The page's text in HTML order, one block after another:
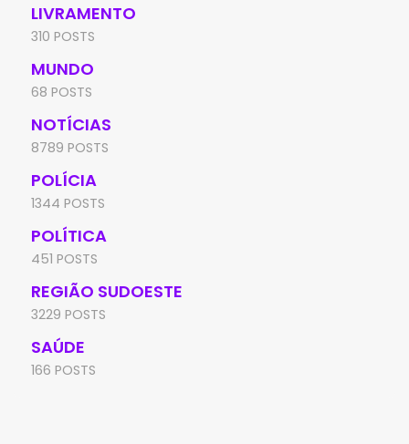
LIVRAMENTO
310 POSTS
MUNDO
68 POSTS
NOTÍCIAS
8789 POSTS
POLÍCIA
1344 POSTS
POLÍTICA
451 POSTS
REGIÃO SUDOESTE
3229 POSTS
SAÚDE
166 POSTS